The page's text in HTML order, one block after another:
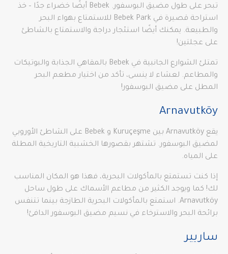
تبحر على طول مضيق البوسفور. Bebek أيضًا خضراء جدًا – خذ
استراحة قصيرة في Bebek Park للاستمتاع بهواء البحر
والطبيعة. يمكنك أيضًا استئجار دراجة والاستمتاع بالشاطئ
على عجلتين!
تمتلئ الشوارع الجانبية في Bebek بالمقاهي الجذابة والبوتيكات
والمطاعم. لعشاء لا ينسى، تأكد من اختيار مطعم البحر
المطل على مضيق البوسفور!
Arnavutköy
يقع Arnavutköy بين Kuruçeşme و Bebek على الشاطئ الأوروبي
لمضيق البوسفور. تشتهر بقصورها الخشبية التاريخية المطلة
على المياه.
إذا كنت تستمتع بالمأكولات البحرية، فهذا هو المكان المناسب
لك! كما ويوجد الكثير من مطاعم الأسماك على طول ساحل
Arnavutköy. استمتع بالمأكولات البحرية الطازجة بينما تتنفس
برائحة البحر والاسترخاء في نسيم مضيق البوسفور الدافئ!
ساريير